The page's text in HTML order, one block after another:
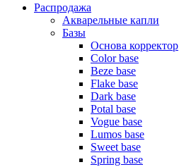
Распродажа
Акварельные капли
Базы
Основа корректор
Color base
Beze base
Flake base
Dark base
Potal base
Vogue base
Lumos base
Sweet base
Spring base